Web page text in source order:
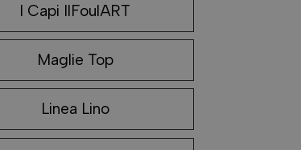
I Capi IlFoulART
Maglie Top
Linea Lino